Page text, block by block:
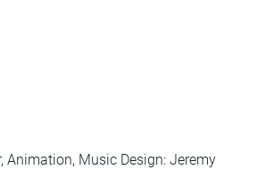
Animation, Music Design: Jeremy